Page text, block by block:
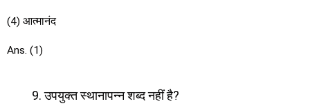
(4) आत्मानंद
Ans. (1)
उपयुक्त स्थानापन्न शब्द नहीं है?